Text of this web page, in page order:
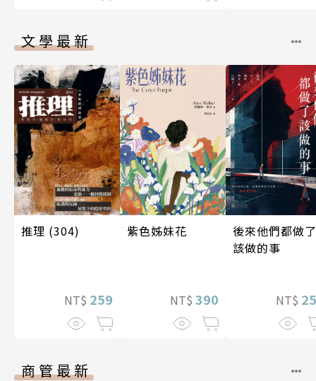
文學最新
推理 (304)
NT$ 259
紫色姊妹花
NT$ 390
後來他們都做了
該做的事
NT$
商管最新